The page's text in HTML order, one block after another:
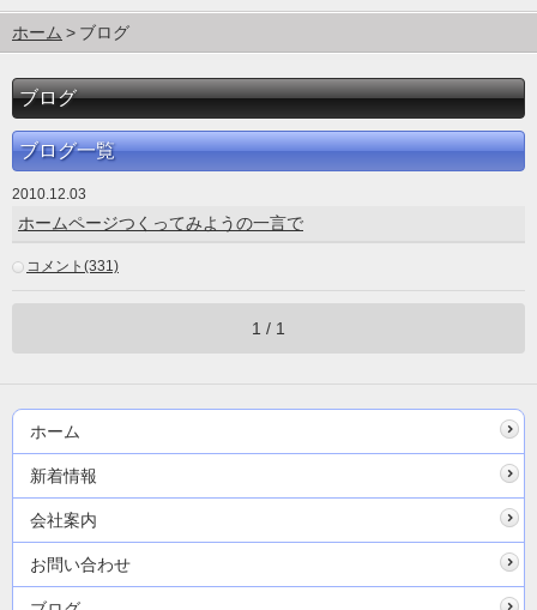
ホーム ブログ
ブログ
ブログ一覧
2010.12.03
ホームページつくってみようの一言で
コメント(331)
1 / 1
ホーム
新着情報
会社案内
お問い合わせ